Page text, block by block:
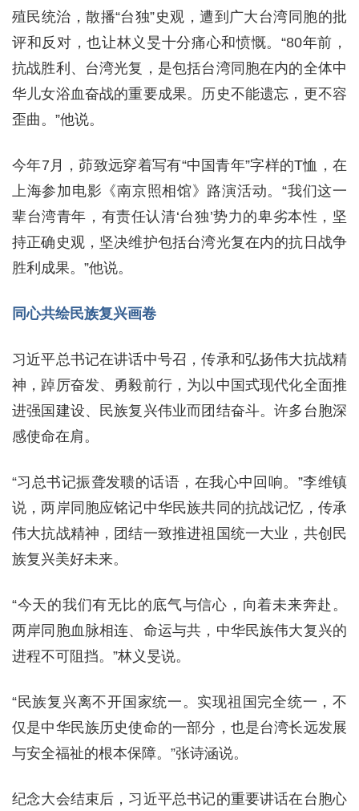
殖民统治，散播“台独”史观，遭到广大台湾同胞的批
评和反对，也让林义旻十分痛心和愤慨。“80年前，
抗战胜利、台湾光复，是包括台湾同胞在内的全体中
华儿女浴血奋战的重要成果。历史不能遗忘，更不容
歪曲。”他说。
今年7月，茆致远穿着写有“中国青年”字样的T恤，在
上海参加电影《南京照相馆》路演活动。“我们这一
辈台湾青年，有责任认清‘台独’势力的卑劣本性，坚
持正确史观，坚决维护包括台湾光复在内的抗日战争
胜利成果。”他说。
同心共绘民族复兴画卷
习近平总书记在讲话中号召，传承和弘扬伟大抗战精
神，踔厉奋发、勇毅前行，为以中国式现代化全面推
进强国建设、民族复兴伟业而团结奋斗。许多台胞深
感使命在肩。
“习总书记振聋发聩的话语，在我心中回响。”李维镇
说，两岸同胞应铭记中华民族共同的抗战记忆，传承
伟大抗战精神，团结一致推进祖国统一大业，共创民
族复兴美好未来。
“今天的我们有无比的底气与信心，向着未来奔赴。
两岸同胞血脉相连、命运与共，中华民族伟大复兴的
进程不可阻挡。”林义旻说。
“民族复兴离不开国家统一。实现祖国完全统一，不
仅是中华民族历史使命的一部分，也是台湾长远发展
与安全福祉的根本保障。”张诗涵说。
纪念大会结束后，习近平总书记的重要讲话在台胞心